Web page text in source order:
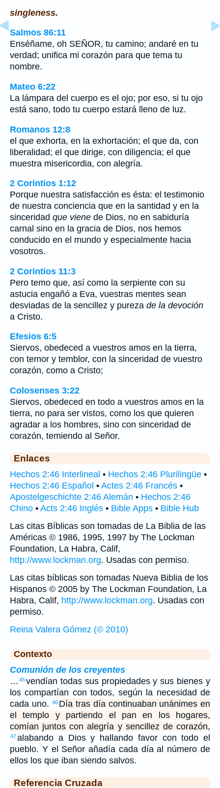
singleness.
Salmos 86:11
Enséñame, oh SEÑOR, tu camino; andaré en tu
verdad; unifica mi corazón para que tema tu
nombre.
Mateo 6:22
La lámpara del cuerpo es el ojo; por eso, si tu ojo
está sano, todo tu cuerpo estará lleno de luz.
Romanos 12:8
el que exhorta, en la exhortación; el que da, con
liberalidad; el que dirige, con diligencia; el que
muestra misericordia, con alegría.
2 Corintios 1:12
Porque nuestra satisfacción es ésta: el testimonio
de nuestra conciencia que en la santidad y en la
sinceridad que viene de Dios, no en sabiduría
carnal sino en la gracia de Dios, nos hemos
conducido en el mundo y especialmente hacia
vosotros.
2 Corintios 11:3
Pero temo que, así como la serpiente con su
astucia engañó a Eva, vuestras mentes sean
desviadas de la sencillez y pureza de la devoción
a Cristo.
Efesios 6:5
Siervos, obedeced a vuestros amos en la tierra,
con temor y temblor, con la sinceridad de vuestro
corazón, como a Cristo;
Colosenses 3:22
Siervos, obedeced en todo a vuestros amos en la
tierra, no para ser vistos, como los que quieren
agradar a los hombres, sino con sinceridad de
corazón, temiendo al Señor.
Enlaces
Hechos 2:46 Interlineal • Hechos 2:46 Plurilingüe •
Hechos 2:46 Español • Actes 2:46 Francés •
Apostelgeschichte 2:46 Alemán • Hechos 2:46
Chino • Acts 2:46 Inglés • Bible Apps • Bible Hub
Las citas Bíblicas son tomadas de La Biblia de las
Américas © 1986, 1995, 1997 by The Lockman
Foundation, La Habra, Calif,
http://www.lockman.org. Usadas con permiso.
Las citas bíblicas son tomadas Nueva Biblia de los
Hispanos © 2005 by The Lockman Foundation, La
Habra, Calif, http://www.lockman.org. Usadas con
permiso.
Reina Valera Gómez (© 2010)
Contexto
Comunión de los creyentes
… 45vendían todas sus propiedades y sus bienes y
los compartían con todos, según la necesidad de
cada uno.
46 Día tras día continuaban unánimes en
el templo y partiendo el pan en los hogares,
comían juntos con alegría y sencillez de corazón,
47alabando a Dios y hallando favor con todo el
pueblo. Y el Señor añadía cada día al número de
ellos los que iban siendo salvos.
Referencia Cruzada